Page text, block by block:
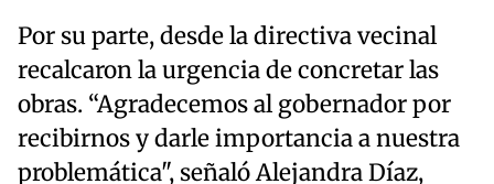
Por su parte, desde la directiva vecinal
recalcaron la urgencia de concretar las
obras. “Agradecemos al gobernador por
recibirnos y darle importancia a nuestra
problemática", señaló Alejandra Díaz,